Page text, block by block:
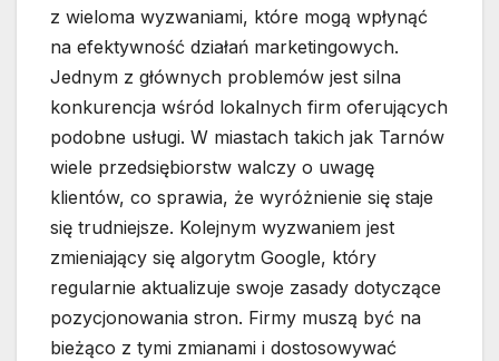
z wieloma wyzwaniami, które mogą wpłynąć
na efektywność działań marketingowych.
Jednym z głównych problemów jest silna
konkurencja wśród lokalnych firm oferujących
podobne usługi. W miastach takich jak Tarnów
wiele przedsiębiorstw walczy o uwagę
klientów, co sprawia, że wyróżnienie się staje
się trudniejsze. Kolejnym wyzwaniem jest
zmieniający się algorytm Google, który
regularnie aktualizuje swoje zasady dotyczące
pozycjonowania stron. Firmy muszą być na
bieżąco z tymi zmianami i dostosowywać